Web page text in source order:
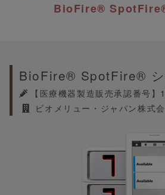
BioFire®
BioFire® SpotFire® シ
【医療機器製造販売承認番号
ビオメリュー・ジャパン株式